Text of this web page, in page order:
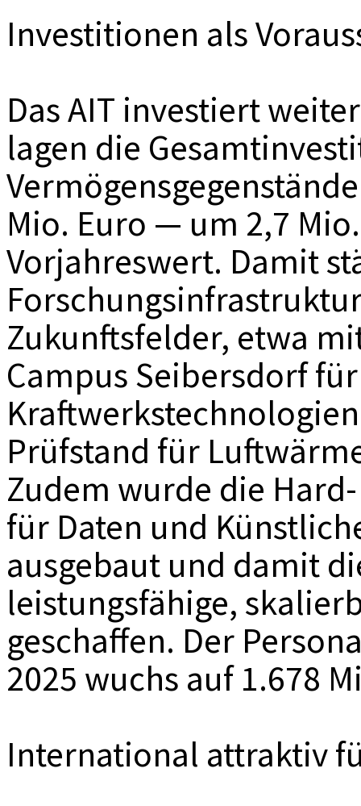
Investitionen als
Das AIT investiert
lagen die
Mio. Euro — um 2,7
Vorjahreswert. Damit
Zukunftsfelder, etwa
Campus Seibersdorf
Prüfstand für
Zudem wurde die
für Daten und
ausgebaut und damit
leistungsfähige,
geschaffen. Der
2025 wuchs auf 1.678
International attraktiv